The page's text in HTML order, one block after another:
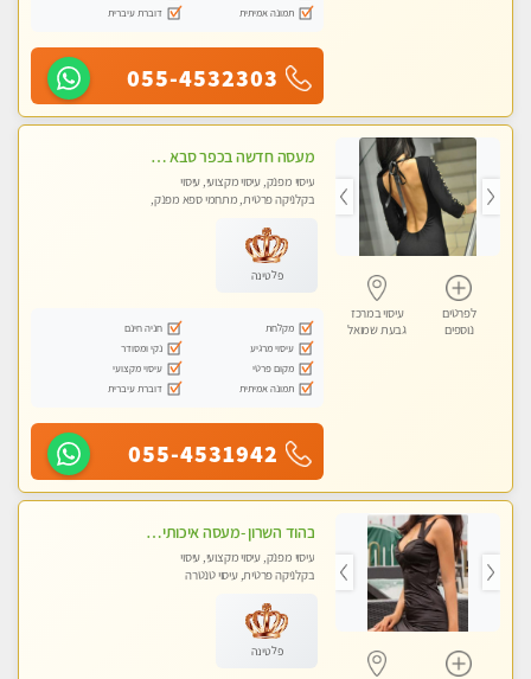
תמונה אמיתית
דוברת עיברית
055-4532303
לפרטים
נוספים
עיסוי במרכז
גבעת שמואל
מעסה חדשה בכפר סבא כל סוגי העיסויים מעסה מקצועית ואיכותית פרטי!!!מומלץ לחלוטין!! ללא מין !
עיסוי מפנק, עיסוי מקצועי, עיסוי
בקלניקה פרטית, מתחמי ספא מפנק,
פלטינה
מקלחת
חניה חינם
עיסוי מרגיע
נקי ומסודר
מקום פרטי
עיסוי מקצועי
תמונה אמיתית
דוברת עיברית
055-4531942
בהוד השרון -מעסה איכותית למאסז מקצועי ומפנק לכל שרירי הגוף
עיסוי מפנק, עיסוי מקצועי, עיסוי
בקלניקה פרטית, עיסוי טנטרה
פלטינה